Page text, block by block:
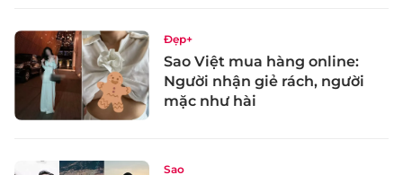
Đẹp+
Sao Việt mua hàng online:
Người nhận giẻ rách, người
mặc như hài
Sao